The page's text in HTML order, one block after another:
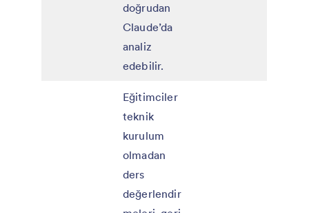
doğrudan
Claude’da
analiz
edebilir.
Eğitimciler
teknik
kurulum
olmadan
ders
değerlendir